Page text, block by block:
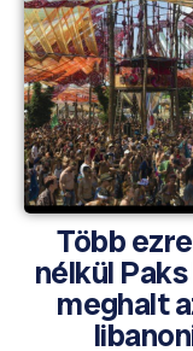
Több
nélkül
meghalt